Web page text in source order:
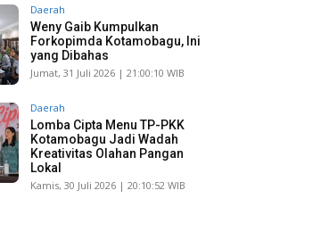
Daerah
Weny Gaib Kumpulkan
Forkopimda Kotamobagu, Ini
yang Dibahas
Jumat, 31 Juli 2026 | 21:00:10 WIB
Daerah
Lomba Cipta Menu TP-PKK
Kotamobagu Jadi Wadah
Kreativitas Olahan Pangan
Lokal
Kamis, 30 Juli 2026 | 20:10:52 WIB